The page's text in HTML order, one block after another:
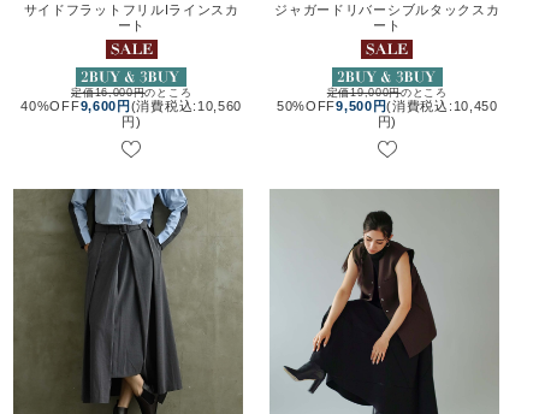
サイドフラットフリルIラインスカ
ート
定価16,000円のところ
40%OFF9,600円 (消費税込:10,560
円)
ジャガードリバーシブルタックスカ
ート
定価19,000円のところ
50%OFF9,500円(消費税込:10,450
円)